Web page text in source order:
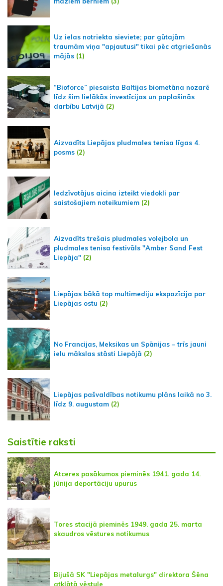
Uz ielas notriekta sieviete; par gūtajām
traumām viņa "apjautusi" tikai pēc atgriešanās
mājās (1)
“Bioforce” piesaista Baltijas biometāna nozarē
līdz šim lielākās investīcijas un paplašinās
darbību Latvijā (2)
Aizvadīts Liepājas pludmales tenisa līgas 4.
posms (2)
Iedzīvotājus aicina izteikt viedokli par
saistošajiem noteikumiem (2)
Aizvadīts trešais pludmales volejbola un
pludmales tenisa festivāls "Amber Sand Fest
Liepāja" (2)
Liepājas bākā top multimediju ekspozīcija par
Liepājas ostu (2)
No Francijas, Meksikas un Spānijas – trīs jauni
ielu mākslas stāsti Liepājā (2)
Liepājas pašvaldības notikumu plāns laikā no 3.
līdz 9. augustam (2)
Saistītie raksti
Atceres pasākumos pieminēs 1941. gada 14.
jūnija deportāciju upurus
Tores stacijā pieminēs 1949. gada 25. marta
skaudros vēstures notikumus
Bijušā SK "Liepājas metalurgs" direktora Šēna
atklātā vēstule